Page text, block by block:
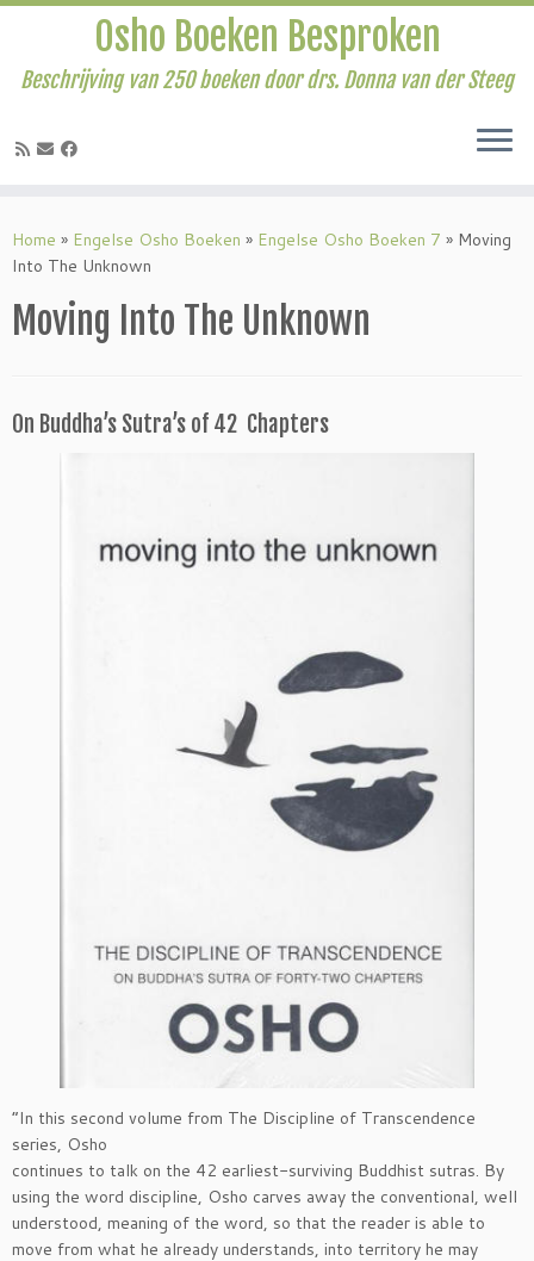
naar
inhoud
Osho Boeken Besproken
Beschrijving van 250 boeken door drs. Donna van der Steeg
Home » Engelse Osho Boeken » Engelse Osho Boeken 7 » Moving
Into The Unknown
Moving Into The Unknown
On Buddha’s Sutra’s of 42 Chapters
“In this second volume from The Discipline of Transcendence
series, Osho
continues to talk on the 42 earliest-surviving Buddhist sutras. By
using the word discipline, Osho carves away the conventional, well
understood, meaning of the word, so that the reader is able to
move from what he already understands, into territory he may